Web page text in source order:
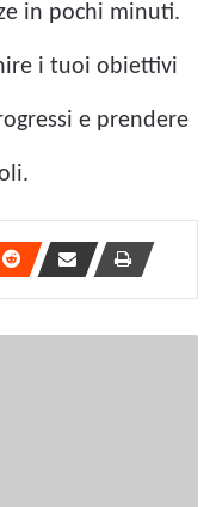
in pochi minuti.
i tuoi obiettivi
e prendere